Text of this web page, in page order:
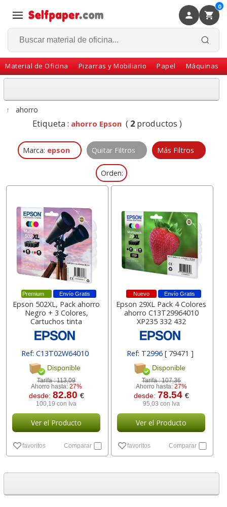
0
Material de Oficina Pizarras y Mobiliario Papel Máquinas
Volver
↑ ahorro
Etiqueta : ahorro Epson ( 2productos )
Marca: epson Quitar Filtros Más Filtros
Orden:
Envío Gratis
Premium
Epson 502XL, Pack ahorro
Negro + 3 Colores,
Cartuchos tinta
Ref: C13T02W64010
[ 155040 ]
Disponible
Tarifa :113,09
Ahorro hasta: 27%
desde: 82.80 €
100,19 con Iva
Ver el Producto
favoritos Comparar
Envío Gratis
Nuevo
Epson 29XL Pack 4 Colores
ahorro C13T29964010
XP235 332 432
Ref: T2996 [ 79471 ]
Disponible
Tarifa :107,36
Ahorro hasta: 27%
desde: 78.54 €
95,03 con Iva
Ver el Producto
favoritos Comparar